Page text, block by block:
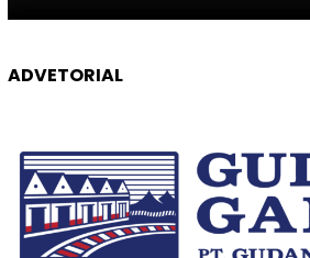
ADVETORIAL